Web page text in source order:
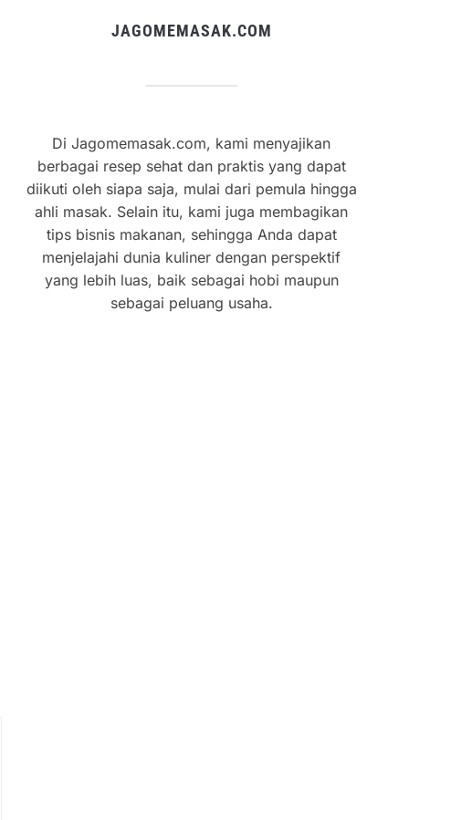
JAGOMEMASAK.COM
Di Jagomemasak.com, kami menyajikan
berbagai resep sehat dan praktis yang dapat
diikuti oleh siapa saja, mulai dari pemula hingga
ahli masak. Selain itu, kami juga membagikan
tips bisnis makanan, sehingga Anda dapat
menjelajahi dunia kuliner dengan perspektif
yang lebih luas, baik sebagai hobi maupun
sebagai peluang usaha.